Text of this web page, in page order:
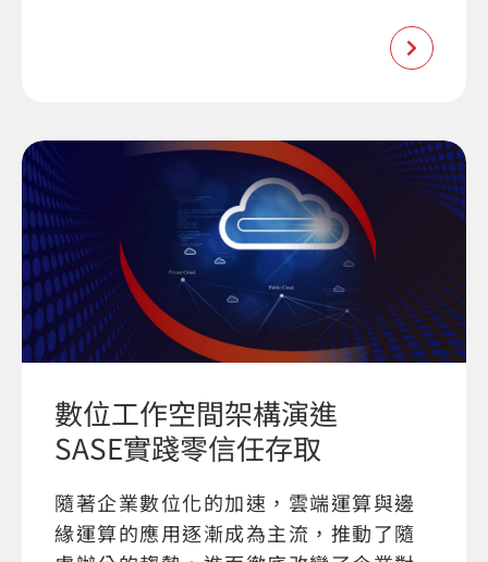
數位工作空間架構演進
SASE實踐零信任存取
隨著企業數位化的加速，雲端運算與邊
緣運算的應用逐漸成為主流，推動了隨